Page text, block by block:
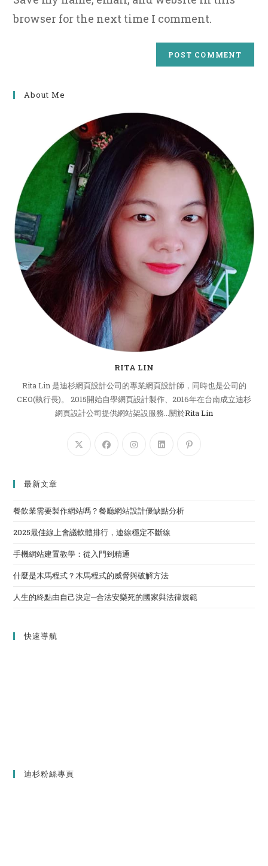
browser for the next time I comment.
About Me
RITA LIN
Rita Lin 是迪杉網頁設計公司的專業網頁設計師，同時也是公司的
CEO(執行長)。 2015開始自學網頁設計製作、2016年在台南成立迪杉
網頁設計公司提供網站架設服務...關於Rita Lin
最新文章
餐飲業需要製作網站嗎？餐廳網站設計優缺點分析
2025最佳線上會議軟體排行，連線穩定不斷線
手機網站建置教學：從入門到精通
什麼是木馬程式？木馬程式的威脅與破解方法
人生的終點由自己決定─合法安樂死的國家與法律規範
快速導航
迪杉粉絲專頁